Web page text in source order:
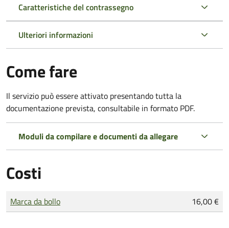
Caratteristiche del contrassegno
Ulteriori informazioni
Come fare
Il servizio può essere attivato presentando tutta la
documentazione prevista, consultabile in formato PDF.
Moduli da compilare e documenti da allegare
Costi
Tipo di pagamento
Importo
Marca da bollo 16,00 €